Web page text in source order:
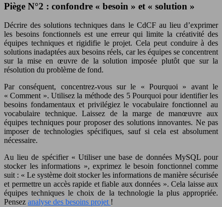
Piège N°2 : confondre « besoin » et « solution »
Décrire des solutions techniques dans le CdCF au lieu d’exprimer
les besoins fonctionnels est une erreur qui limite la créativité des
équipes techniques et rigidifie le projet. Cela peut conduire à des
solutions inadaptées aux besoins réels, car les équipes se concentrent
sur la mise en œuvre de la solution imposée plutôt que sur la
résolution du problème de fond.
Par conséquent, concentrez-vous sur le « Pourquoi » avant le
« Comment ». Utilisez la méthode des 5 Pourquoi pour identifier les
besoins fondamentaux et privilégiez le vocabulaire fonctionnel au
vocabulaire technique. Laissez de la marge de manœuvre aux
équipes techniques pour proposer des solutions innovantes. Ne pas
imposer de technologies spécifiques, sauf si cela est absolument
nécessaire.
Au lieu de spécifier « Utiliser une base de données MySQL pour
stocker les informations », exprimez le besoin fonctionnel comme
suit : « Le système doit stocker les informations de manière sécurisée
et permettre un accès rapide et fiable aux données ». Cela laisse aux
équipes techniques le choix de la technologie la plus appropriée.
Pensez analyse des besoins projet !